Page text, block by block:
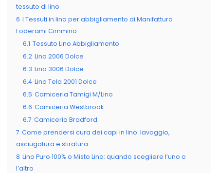
tessuto di lino
6 I Tessuti in lino per abbigliamento di Manifattura
Foderami Cimmino
6.1 Tessuto Lino Abbigliamento
6.2 Lino 2006 Dolce
6.3 Lino 3006 Dolce
6.4 Lino Tela 2001 Dolce
6.5 Camiceria Tamigi M/Lino
6.6 Camiceria Westbrook
6.7 Camiceria Bradford
7 Come prendersi cura dei capi in lino: lavaggio,
asciugatura e stiratura
8 Lino Puro 100% o Misto Lino: quando scegliere l’uno o
l’altro